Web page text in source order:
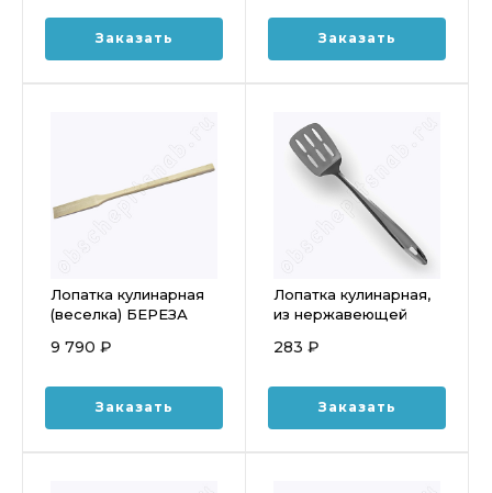
Заказать Заказать
Лопатка кулинарная
(веселка) БЕРЕЗА
9 790 ₽
Заказать
Лопатка кулинарная,
из нержавеющей
283 ₽
Заказать